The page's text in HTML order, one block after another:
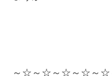
～☆～☆～☆～☆～